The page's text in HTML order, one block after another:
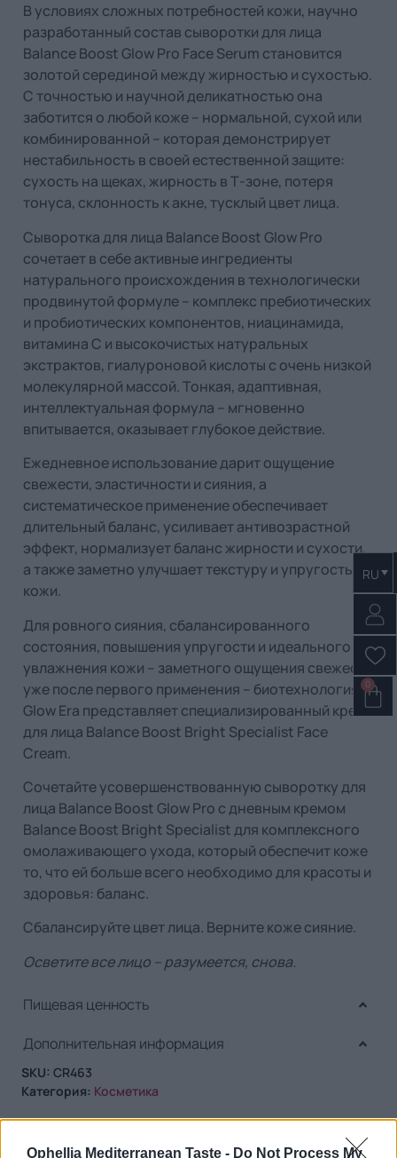
Ophellia Mediterranean Taste - Do Not Process My
RU
0
В условиях сложных потребностей кожи, научно
разработанный состав сыворотки для лица
Balance Boost Glow Pro Face Serum становится
золотой серединой между жирностью и сухостью.
С точностью и научной деликатностью она
заботится о любой коже – нормальной, сухой или
комбинированной – которая демонстрирует
нестабильность в своей естественной защите:
сухость на щеках, жирность в Т-зоне, потеря
тонуса, склонность к акне, тусклый цвет лица.
Сыворотка для лица Balance Boost Glow Pro
сочетает в себе активные ингредиенты
натурального происхождения в технологически
продвинутой формуле – комплекс пребиотических
и пробиотических компонентов, ниацинамида,
витамина С и высокочистых натуральных
экстрактов, гиалуроновой кислоты с очень низкой
молекулярной массой. Тонкая, адаптивная,
интеллектуальная формула – мгновенно
впитывается, оказывает глубокое действие.
Ежедневное использование дарит ощущение
свежести, эластичности и сияния, а
систематическое применение обеспечивает
длительный баланс, усиливает антивозрастной
эффект, нормализует баланс жирности и сухости,
а также заметно улучшает текстуру и упругость
кожи.
Для ровного сияния, сбалансированного
состояния, повышения упругости и идеального
увлажнения кожи – заметного ощущения свежести
уже после первого применения – биотехнология
Glow Era представляет специализированный крем
для лица Balance Boost Bright Specialist Face
Cream.
Сочетайте усовершенствованную сыворотку для
лица Balance Boost Glow Pro с дневным кремом
Balance Boost Bright Specialist для комплексного
омолаживающего ухода, который обеспечит коже
то, что ей больше всего необходимо для красоты и
здоровья: баланс.
Сбалансируйте цвет лица. Верните коже сияние.
Осветите все лицо – разумеется, снова.
Пищевая ценность
Дополнительная информация
SKU: CR463
Категория: Косметика